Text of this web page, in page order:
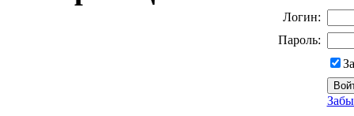
Логин:
Пароль: